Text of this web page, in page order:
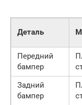
Деталь
Передний
бампер
Задний
бампер